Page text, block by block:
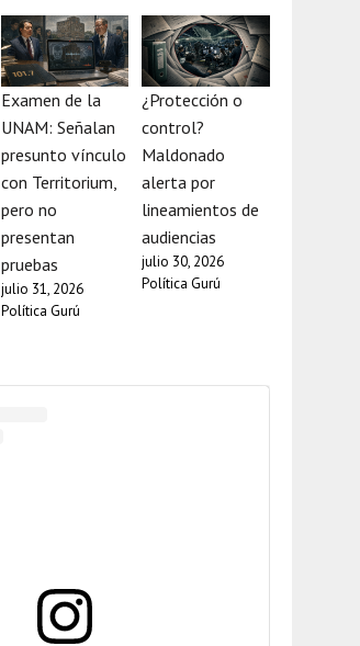
Examen de la
UNAM: Señalan
presunto vínculo
con Territorium,
pero no
presentan
pruebas
julio 31, 2026
Política Gurú
¿Protección o
control?
Maldonado
alerta por
lineamientos de
audiencias
julio 30, 2026
Política Gurú